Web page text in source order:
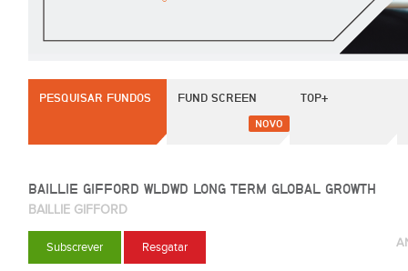
PESQUISAR FUNDOS FUND SCREEN
NOVO
TOP+
BAILLIE GIFFORD WLDWD LONG TERM GLOBAL GROWTH
BAILLIE GIFFORD
Subscrever Resgatar